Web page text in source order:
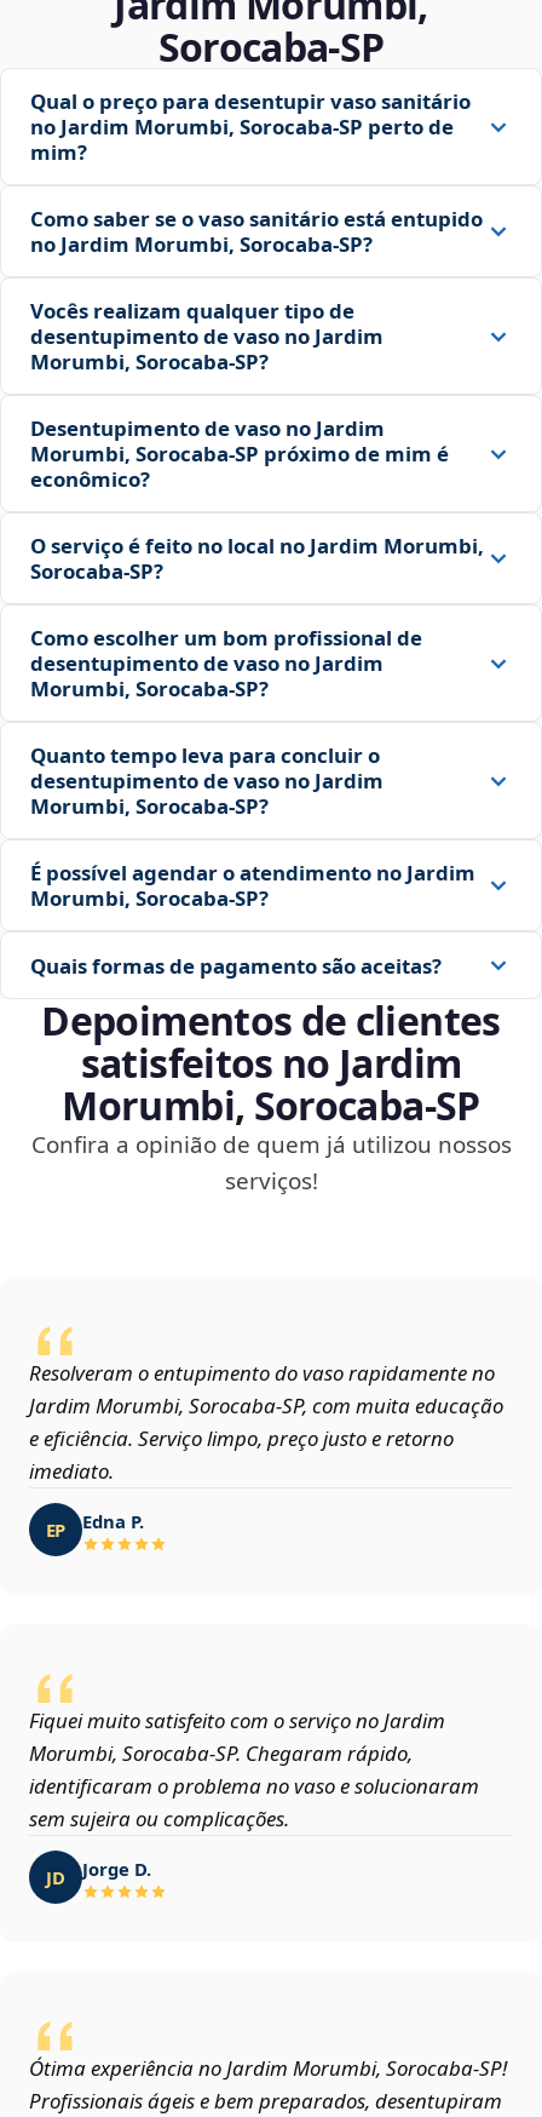
Sorocaba‑SP
Qual o preço para desentupir vaso sanitário
no Jardim Morumbi, Sorocaba‑SP perto de
mim?
Como saber se o vaso sanitário está entupido
no Jardim Morumbi, Sorocaba‑SP?
Vocês realizam qualquer tipo de
desentupimento de vaso no Jardim
Morumbi, Sorocaba‑SP?
Desentupimento de vaso no Jardim
Morumbi, Sorocaba‑SP próximo de mim é
econômico?
O serviço é feito no local no Jardim Morumbi,
Sorocaba‑SP?
Como escolher um bom profissional de
desentupimento de vaso no Jardim
Morumbi, Sorocaba‑SP?
Quanto tempo leva para concluir o
desentupimento de vaso no Jardim
Morumbi, Sorocaba‑SP?
É possível agendar o atendimento no Jardim
Morumbi, Sorocaba‑SP?
Quais formas de pagamento são aceitas?
Depoimentos de clientes
satisfeitos no Jardim
Morumbi, Sorocaba‑SP
Confira a opinião de quem já utilizou nossos
serviços!
Resolveram o entupimento do vaso rapidamente no
Jardim Morumbi, Sorocaba‑SP, com muita educação
e eficiência. Serviço limpo, preço justo e retorno
imediato.
EP Edna P.
Fiquei muito satisfeito com o serviço no Jardim
Morumbi, Sorocaba‑SP. Chegaram rápido,
identificaram o problema no vaso e solucionaram
sem sujeira ou complicações.
JD Jorge D.
Ótima experiência no Jardim Morumbi, Sorocaba‑SP!
Profissionais ágeis e bem preparados, desentupiram